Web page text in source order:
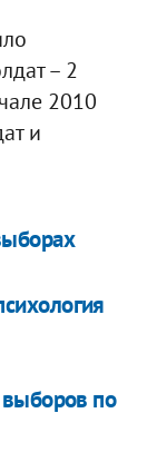
– 2
2010
и
по